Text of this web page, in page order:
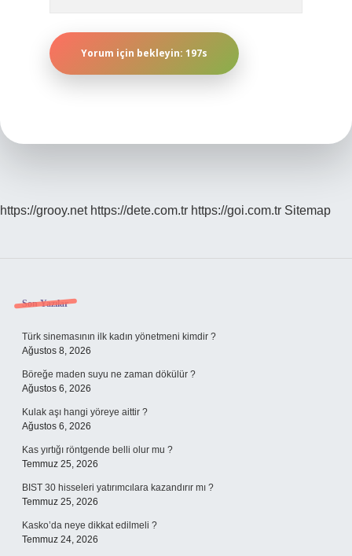
https://grooy.net https://dete.com.tr https://goi.com.tr Sitemap
Sidebar
Son Yazılar
Türk sinemasının ilk kadın yönetmeni kimdir ?
Ağustos 8, 2026
Böreğe maden suyu ne zaman dökülür ?
Ağustos 6, 2026
Kulak aşı hangi yöreye aittir ?
Ağustos 6, 2026
Kas yırtığı röntgende belli olur mu ?
Temmuz 25, 2026
BIST 30 hisseleri yatırımcılara kazandırır mı ?
Temmuz 25, 2026
Kasko’da neye dikkat edilmeli ?
Temmuz 24, 2026